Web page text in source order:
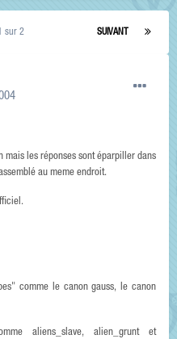
SUIVANT
sur 2
mais les réponses sont éparpiller dans
au meme endroit.
comme le canon gauss, le canon
aliens_slave, alien_grunt et